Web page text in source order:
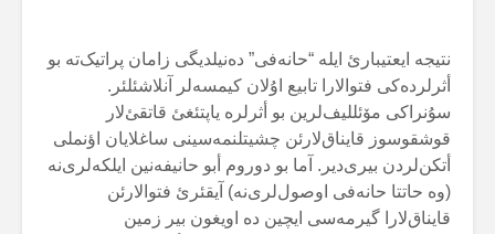
نتیجە ایعتیبارئ ایلە “حانەفی” دەنیلدیگی زامان پراتیک‌تە بو
أثرلردەکی فتوالارا تابیع اۇلان کیمسەلر آنلاشئلئر.
سۇنراکی مۆئللیف‌لرین بو أثرلرە یاپتئغئ قاتقئ‌لار
قوشقوسوز قایناق‌لارئن چشیتلنمەسینی ساغلایان اؤنملی
أتکن‌لردن بیری‌دیر. آما بو دوروم أبو حانیفەنین ایلکەلری‌نە
(وە حاتتا حانەفی اوصول‌لری‌نە) آیقئرئ فتوالارئن
قایناق‌لارا گیرمەسی ایچین دە اویغون بیر زمین